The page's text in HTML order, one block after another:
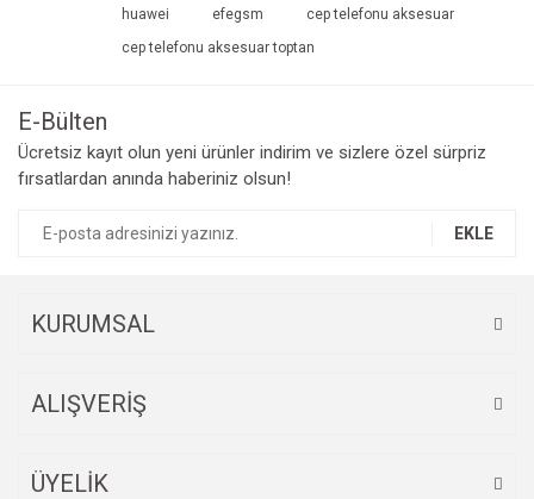
huawei
efegsm
cep telefonu aksesuar
cep telefonu aksesuar toptan
E-Bülten
Ücretsiz kayıt olun yeni ürünler indirim ve sizlere özel sürpriz
fırsatlardan anında haberiniz olsun!
EKLE
KURUMSAL
ALIŞVERİŞ
ÜYELİK